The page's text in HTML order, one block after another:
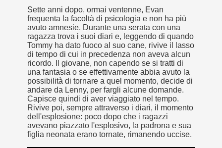
Sette anni dopo, ormai ventenne, Evan
frequenta la facoltà di psicologia e non ha più
avuto amnesie. Durante una serata con una
ragazza trova i suoi diari e, leggendo di quando
Tommy ha dato fuoco al suo cane, rivive il lasso
di tempo di cui in precedenza non aveva alcun
ricordo. Il giovane, non capendo se si tratti di
una fantasia o se effettivamente abbia avuto la
possibilità di tornare a quel momento, decide di
andare da Lenny, per fargli alcune domande.
Capisce quindi di aver viaggiato nel tempo.
Rivive poi, sempre attraverso i diari, il momento
dell'esplosione: poco dopo che i ragazzi
avevano piazzato l'esplosivo, la padrona e sua
figlia neonata erano tornate, rimanendo uccise.
è riuscito a tenere alto il proprio nome, è anche
nella storia del cinema